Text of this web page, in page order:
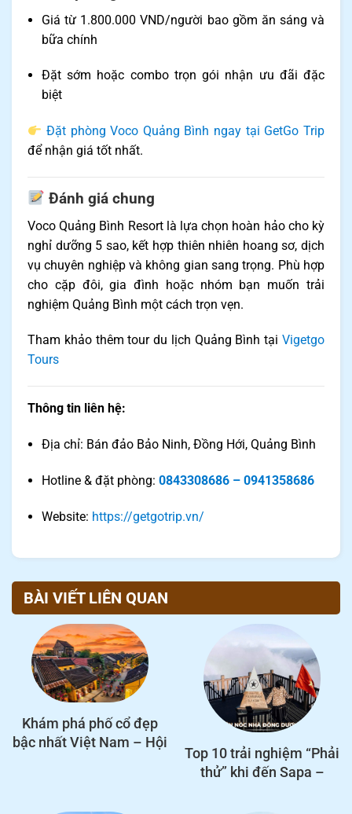
Giá từ 1.800.000 VND/người bao gồm ăn sáng và
bữa chính
Đặt sớm hoặc combo trọn gói nhận ưu đãi đặc
biệt
Đặt phòng Voco Quảng Bình ngay tại GetGo Trip
để nhận giá tốt nhất.
Đánh giá chung
Voco Quảng Bình Resort là lựa chọn hoàn hảo cho kỳ
nghỉ dưỡng 5 sao, kết hợp thiên nhiên hoang sơ, dịch
vụ chuyên nghiệp và không gian sang trọng. Phù hợp
cho cặp đôi, gia đình hoặc nhóm bạn muốn trải
nghiệm Quảng Bình một cách trọn vẹn.
Tham khảo thêm tour du lịch Quảng Bình tại Vigetgo
Tours
Thông tin liên hệ:
Địa chỉ: Bán đảo Bảo Ninh, Đồng Hới, Quảng Bình
Hotline & đặt phòng: 0843308686 – 0941358686
Website: https://getgotrip.vn/
BÀI VIẾT LIÊN QUAN
Khám phá phố cổ đẹp
bậc nhất Việt Nam – Hội
Top 10 trải nghiệm “Phải
thử” khi đến Sapa –